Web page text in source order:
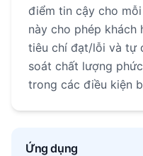
điểm tin cậy cho
này cho phép khách
tiêu chí đạt/lỗi và tự
soát chất lượng
trong các điều kiện
Ứng dụng